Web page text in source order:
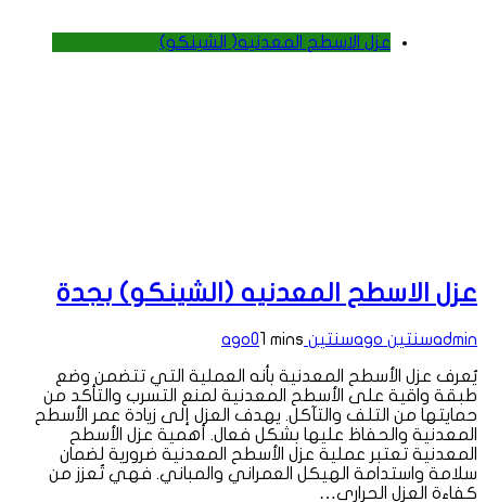
عزل الاسطح المعدنيه( الشينكو)
عزل الاسطح المعدنيه (الشينكو) بجدة
adminسنتين ago سنتين ago 01 mins
يُعرف عزل الأسطح المعدنية بأنه العملية التي تتضمن وضع
طبقة واقية على الأسطح المعدنية لمنع التسرب والتأكد من
حمايتها من التلف والتآكل. يهدف العزل إلى زيادة عمر الأسطح
المعدنية والحفاظ عليها بشكل فعال. أهمية عزل الأسطح
المعدنية تعتبر عملية عزل الأسطح المعدنية ضرورية لضمان
سلامة واستدامة الهيكل العمراني والمباني. فهي تُعزز من
كفاءة العزل الحراري…